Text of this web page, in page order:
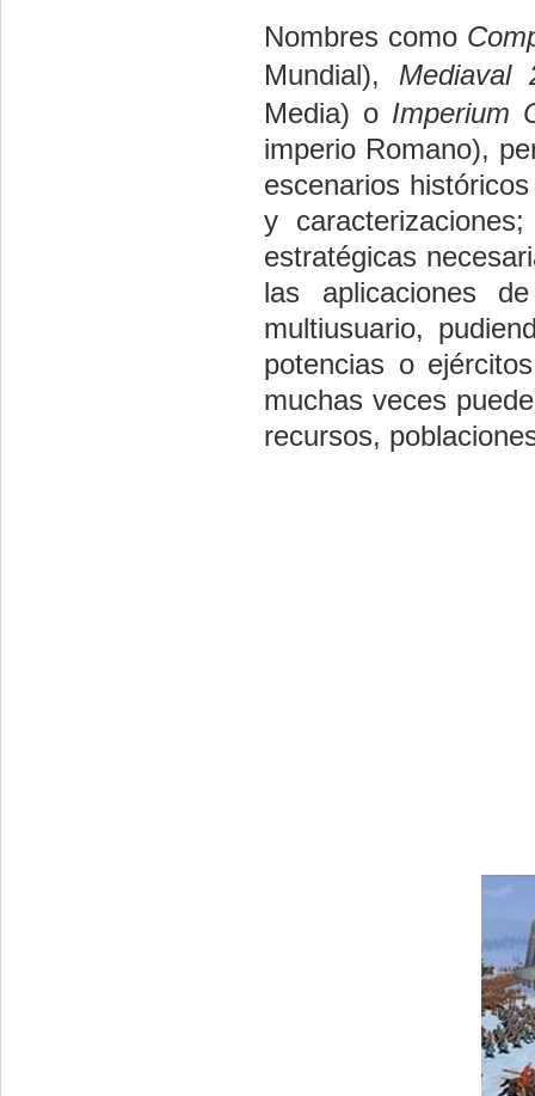
Nombres como
Mundial), Mediaval
Media) o Imperium
imperio Romano),
escenarios
y
estratégicas
las aplicaciones
multiusuario,
potencias o
muchas veces
recursos,